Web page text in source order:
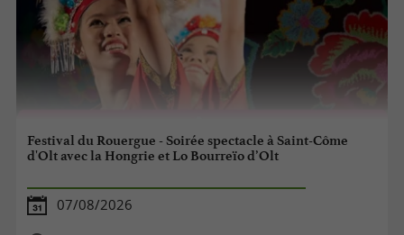
Festival du Rouergue - Soirée spectacle à Saint-Côme
d'Olt avec la Hongrie et Lo Bourreïo d’Olt
07/08/2026